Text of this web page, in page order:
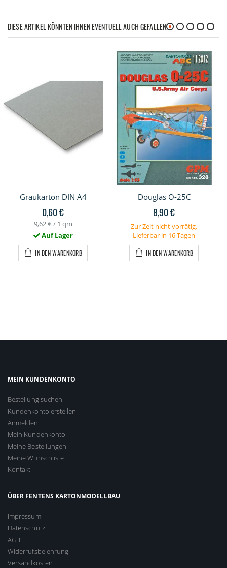
DIESE ARTIKEL KÖNNTEN IHNEN EVENTUELL AUCH GEFALLEN!
Graukarton DIN A4
0,60 €
9,62 € / 1 qm
Auf Lager
IN DEN WARENKORB
Douglas O-25C
8,90 €
Zur Zeit nicht vorrätig.
Lieferbar in 16 Tagen
IN DEN WARENKORB
MEIN KUNDENKONTO
Bestellung suchen
Kundenkonto erstellen
Anmelden
Mein Kundenkonto
Meine Bestellungen
Meine Wunschliste
Kontakt
ÜBER FENTENS KARTONMODELLBAU
Impressum
Datenschutz
AGB
Widerrufsbelehrung
Versandkosten